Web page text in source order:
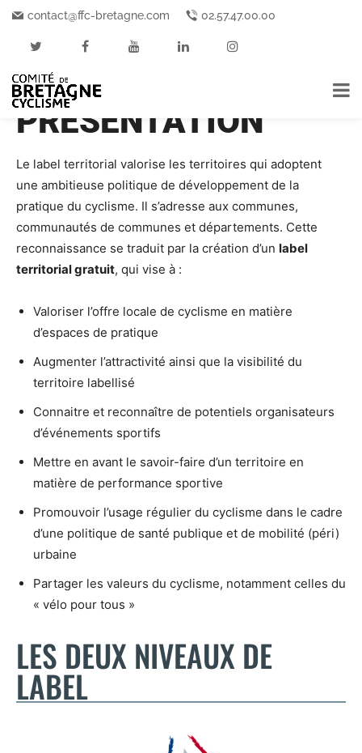
contact@ffc-bretagne.com 02.57.47.00.00
Accueil Labels territoriaux FFC : Présentation
LABELS
TERRITORIAUX FFC :
PRÉSENTATION
Le label territorial valorise les territoires qui adoptent
une ambitieuse politique de développement de la
pratique du cyclisme. Il s’adresse aux communes,
communautés de communes et départements. Cette
reconnaissance se traduit par la création d’un label
territorial gratuit, qui vise à :
Valoriser l’offre locale de cyclisme en matière
d’espaces de pratique
Augmenter l’attractivité ainsi que la visibilité du
territoire labellisé
Connaitre et reconnaître de potentiels organisateurs
d’événements sportifs
Mettre en avant le savoir-faire d’un territoire en
matière de performance sportive
Promouvoir l’usage régulier du cyclisme dans le cadre
d’une politique de santé publique et de mobilité (péri)
urbaine
Partager les valeurs du cyclisme, notamment celles du
« vélo pour tous »
LES DEUX NIVEAUX DE
LABEL